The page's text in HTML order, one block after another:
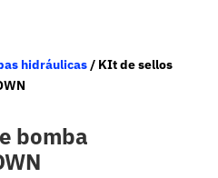
hidráulicas/ KIt de sellos
bomba